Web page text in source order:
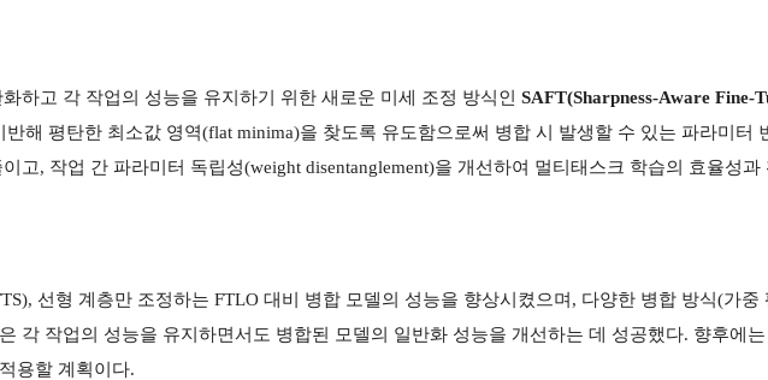
하고 각 작업의 성능을 유지하기 위한 새로운 미세 조정 방식인 SAFT(Sharpness-Aware Fine-
반해 평탄한 최소값 영역(flat minima)을 찾도록 유도함으로써 병합 시 발생할 수 있는 파라미터
고, 작업 간 파라미터 독립성(weight disentanglement)을 개선하여 멀티태스크 학습의 효율성과
선형 계층만 조정하는 FTLO 대비 병합 모델의 성능을 향상시켰으며, 다양한 병합 방식(가중
각 작업의 성능을 유지하면서도 병합된 모델의 일반화 성능을 개선하는 데 성공했다. 향후에
용할 계획이다.